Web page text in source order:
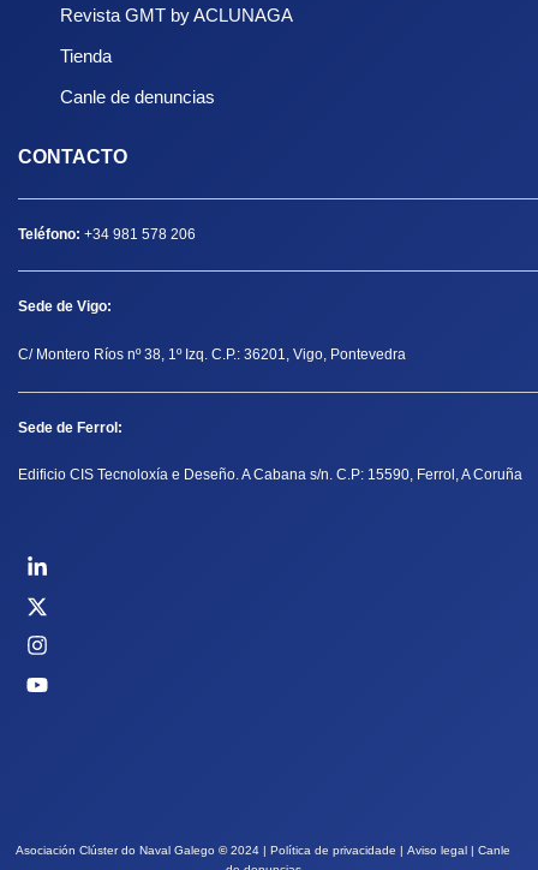
Revista GMT by ACLUNAGA
Tienda
Canle de denuncias
CONTACTO
Teléfono: +34 981 578 206
Sede de Vigo:
C/ Montero Ríos nº 38, 1º Izq. C.P.: 36201, Vigo, Pontevedra
Sede de Ferrol:
Edificio CIS Tecnoloxía e Deseño. A Cabana s/n. C.P: 15590, Ferrol, A Coruña
Asociación Clúster do Naval Galego ©2024 | Política de privacidade Aviso legal
Canle